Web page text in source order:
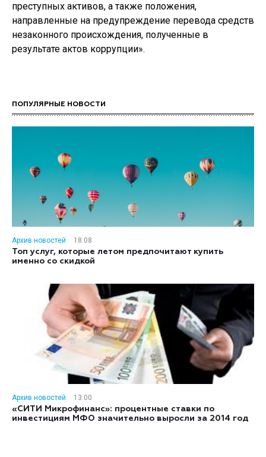
преступных активов, а также положения,
направленные на предупреждение перевода средств
незаконного происхождения, полученные в
результате актов коррупции».
ПОПУЛЯРНЫЕ НОВОСТИ
Архив новостей
18:08
Топ услуг, которые летом предпочитают купить
именно со скидкой
Архив новостей
13:00
«СИТИ Микрофинанс»: процентные ставки по
инвестициям МФО значительно выросли за 2014 год